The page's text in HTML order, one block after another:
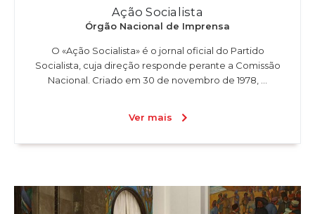
Ação Socialista
Órgão Nacional de Imprensa
O «Ação Socialista» é o jornal oficial do Partido
Socialista, cuja direção responde perante a Comissão
Nacional. Criado em 30 de novembro de 1978, ...
Ver mais